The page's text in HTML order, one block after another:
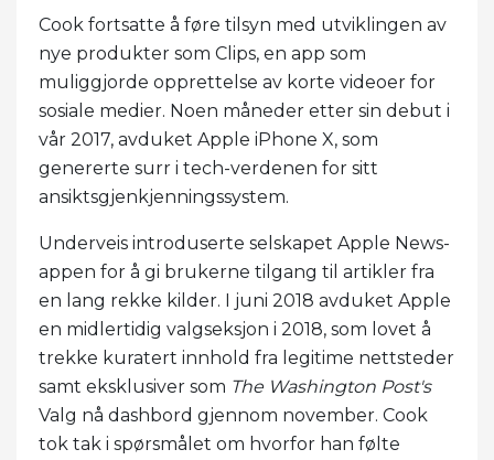
Cook fortsatte å føre tilsyn med utviklingen av
nye produkter som Clips, en app som
muliggjorde opprettelse av korte videoer for
sosiale medier. Noen måneder etter sin debut i
vår 2017, avduket Apple iPhone X, som
genererte surr i tech-verdenen for sitt
ansiktsgjenkjenningssystem.
Underveis introduserte selskapet Apple News-
appen for å gi brukerne tilgang til artikler fra
en lang rekke kilder. I juni 2018 avduket Apple
en midlertidig valgseksjon i 2018, som lovet å
trekke kuratert innhold fra legitime nettsteder
samt eksklusiver som The Washington Post's
Valg nå dashbord gjennom november. Cook
tok tak i spørsmålet om hvorfor han følte